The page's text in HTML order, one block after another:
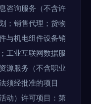
咨询服务（不含许
；销售代理；货物
与机电组件设备销
工业互联网数据服
源服务（不含职业
须经批准的项目
动）许可项目：第